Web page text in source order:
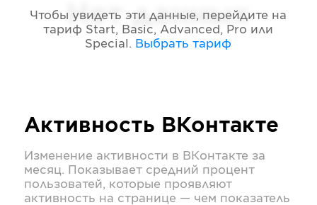
Нет данных
Чтобы увидеть эти данные, перейдите на
тариф Start, Basic, Advanced, Pro или
Special . Выбрать тариф
Активность ВКонтакте
Изменение активности в ВКонтакте за
месяц. Показывает средний процент
пользоватей, которые проявляют
активность на странице — чем показатель